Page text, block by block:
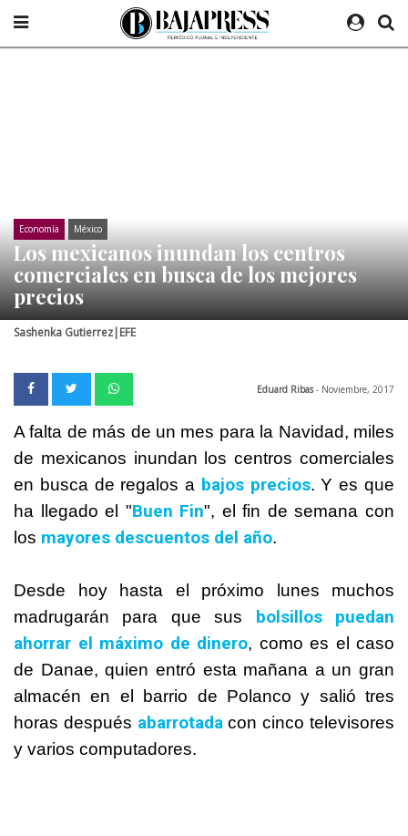
Economía México
Los mexicanos inundan los centros
comerciales en busca de los mejores
precios
Sashenka Gutierrez|EFE
Eduard Ribas - Noviembre, 2017
A falta de más de un mes para la Navidad, miles
de mexicanos inundan los centros comerciales
en busca de regalos a bajos precios. Y es que
ha llegado el "Buen Fin", el fin de semana con
los mayores descuentos del año.
Desde hoy hasta el próximo lunes muchos
madrugarán para que sus bolsillos puedan
ahorrar el máximo de dinero, como es el caso
de Danae, quien entró esta mañana a un gran
almacén en el barrio de Polanco y salió tres
horas después abarrotada con cinco televisores
y varios computadores.